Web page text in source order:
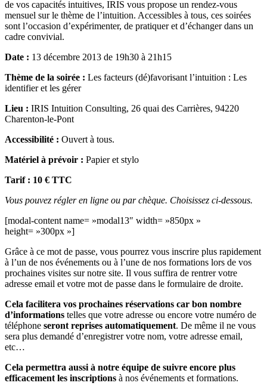
de vos capacités intuitives, IRIS vous propose un rendez-vous
mensuel sur le thème de l’intuition. Accessibles à tous, ces soirées
sont l’occasion d’expérimenter, de pratiquer et d’échanger dans un
cadre convivial.
Date : 13 décembre 2013 de 19h30 à 21h15
Thème de la soirée : Les facteurs (dé)favorisant l’intuition : Les
identifier et les gérer
Lieu : IRIS Intuition Consulting, 26 quai des Carrières, 94220
Charenton-le-Pont
Accessibilité : Ouvert à tous.
Matériel à prévoir : Papier et stylo
Tarif : 10 € TTC
Vous pouvez régler en ligne ou par chèque. Choisissez ci-dessous.
[modal-content name= »modal13″ width= »850px »
height= »300px »]
Grâce à ce mot de passe, vous pourrez vous inscrire plus rapidement
à l’un de nos événements ou à l’une de nos formations lors de vos
prochaines visites sur notre site. Il vous suffira de rentrer votre
adresse email et votre mot de passe dans le formulaire de droite.
Cela facilitera vos prochaines réservations car bon nombre
d’informations telles que votre adresse ou encore votre numéro de
téléphone seront reprises automatiquement. De même il ne vous
sera plus demandé d’enregistrer votre nom, votre adresse email,
etc…
Cela permettra aussi à notre équipe de suivre encore plus
efficacement les inscriptions à nos événements et formations.